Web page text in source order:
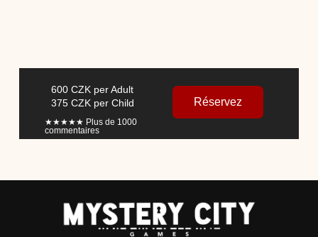
600 CZK per Adult
375 CZK per Child
★★★★★ Plus de 1000
commentaires
Réservez